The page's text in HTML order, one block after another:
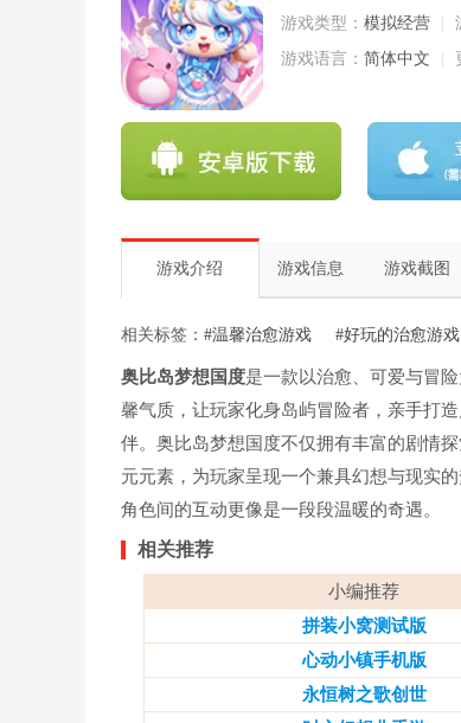
游戏类型： 模拟经营
游戏语言： 简体中文
游戏介绍 游戏信息 游戏截图
相关标签： #温馨治愈游戏 #好玩的治愈游戏
奥比岛梦想国度是一款以治愈、可爱与冒
馨气质，让玩家化身岛屿冒险者，亲手打
伴。奥比岛梦想国度不仅拥有丰富的剧情
元元素，为玩家呈现一个兼具幻想与现实
角色间的互动更像是一段段温暖的奇遇。
相关推荐
小编推荐
拼装小窝测试版
心动小镇手机版
永恒树之歌创世